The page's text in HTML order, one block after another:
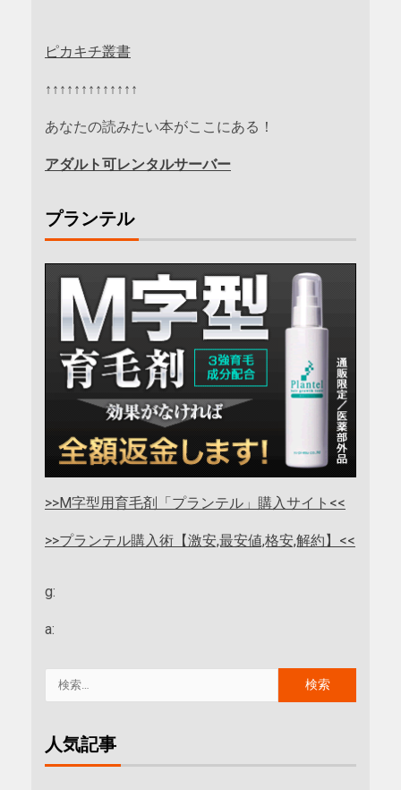
ピカキチ叢書
↑↑↑↑↑↑↑↑↑↑↑↑↑
あなたの読みたい本がここにある！
アダルト可レンタルサーバー
プランテル
>>M字型用育毛剤「プランテル」購入サイト<<
>>プランテル購入術【激安,最安値,格安,解約】<<
g:
a:
人気記事